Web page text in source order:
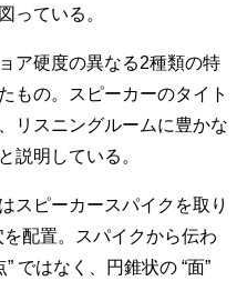
っている。
ア硬度の異なる2種類の特
もの。スピーカーのタイト
リスニングルームに豊かな
説明している。
スピーカースパイクを取り
配置。スパイクから伝わ
ではなく、円錐状の “面”